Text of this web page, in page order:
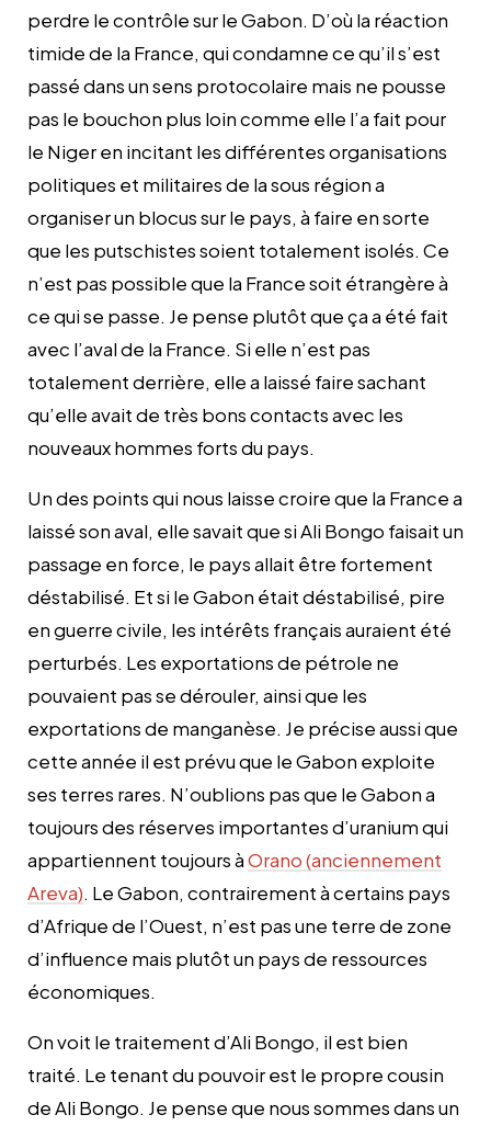
perdre le contrôle sur le Gabon. D’où la réaction
timide de la France, qui condamne ce qu’il s’est
passé dans un sens protocolaire mais ne pousse
pas le bouchon plus loin comme elle l’a fait pour
le Niger en incitant les différentes organisations
politiques et militaires de la sous région a
organiser un blocus sur le pays, à faire en sorte
que les putschistes soient totalement isolés. Ce
n’est pas possible que la France soit étrangère à
ce qui se passe. Je pense plutôt que ça a été fait
avec l’aval de la France. Si elle n’est pas
totalement derrière, elle a laissé faire sachant
qu’elle avait de très bons contacts avec les
nouveaux hommes forts du pays.
Un des points qui nous laisse croire que la France a
laissé son aval, elle savait que si Ali Bongo faisait un
passage en force, le pays allait être fortement
déstabilisé. Et si le Gabon était déstabilisé, pire
en guerre civile, les intérêts français auraient été
perturbés. Les exportations de pétrole ne
pouvaient pas se dérouler, ainsi que les
exportations de manganèse. Je précise aussi que
cette année il est prévu que le Gabon exploite
ses terres rares. N’oublions pas que le Gabon a
toujours des réserves importantes d’uranium qui
appartiennent toujours àOrano (anciennement
Areva). Le Gabon, contrairement à certains pays
d’Afrique de l’Ouest, n’est pas une terre de zone
d’influence mais plutôt un pays de ressources
économiques.
On voit le traitement d’Ali Bongo, il est bien
traité. Le tenant du pouvoir est le propre cousin
de Ali Bongo. Je pense que nous sommes dans un